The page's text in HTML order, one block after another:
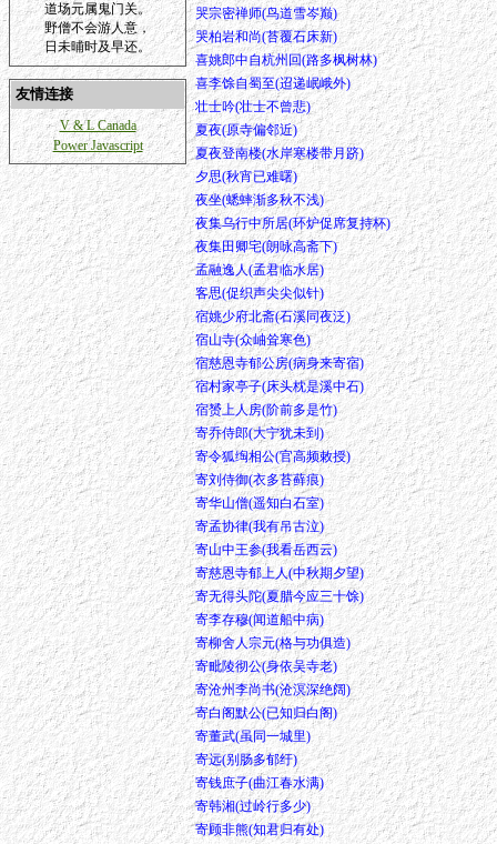
道场元属鬼门关。
野僧不会游人意，
日未晡时及早还。
友情连接
V & L Canada
Power Javascript
哭宗密禅师(鸟道雪岑巅)
哭柏岩和尚(苔覆石床新)
喜姚郎中自杭州回(路多枫树林)
喜李馀自蜀至(迢递岷峨外)
壮士吟(壮士不曾悲)
夏夜(原寺偏邻近)
夏夜登南楼(水岸寒楼带月跻)
夕思(秋宵已难曙)
夜坐(蟋蟀渐多秋不浅)
夜集乌行中所居(环炉促席复持杯)
夜集田卿宅(朗咏高斋下)
孟融逸人(孟君临水居)
客思(促织声尖尖似针)
宿姚少府北斋(石溪同夜泛)
宿山寺(众岫耸寒色)
宿慈恩寺郁公房(病身来寄宿)
宿村家亭子(床头枕是溪中石)
宿赟上人房(阶前多是竹)
寄乔侍郎(大宁犹未到)
寄令狐绹相公(官高频敕授)
寄刘侍御(衣多苔藓痕)
寄华山僧(遥知白石室)
寄孟协律(我有吊古泣)
寄山中王参(我看岳西云)
寄慈恩寺郁上人(中秋期夕望)
寄无得头陀(夏腊今应三十馀)
寄李存穆(闻道船中病)
寄柳舍人宗元(格与功俱造)
寄毗陵彻公(身依吴寺老)
寄沧州李尚书(沧溟深绝阔)
寄白阁默公(已知归白阁)
寄董武(虽同一城里)
寄远(别肠多郁纡)
寄钱庶子(曲江春水满)
寄韩湘(过岭行多少)
寄顾非熊(知君归有处)